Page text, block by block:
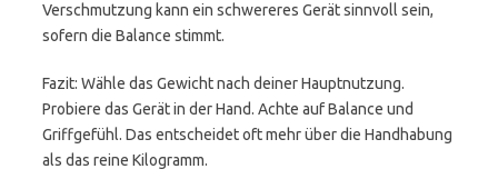
Verschmutzung kann ein schwereres Gerät sinnvoll sein,
sofern die Balance stimmt.
Fazit: Wähle das Gewicht nach deiner Hauptnutzung.
Probiere das Gerät in der Hand. Achte auf Balance und
Griffgefühl. Das entscheidet oft mehr über die Handhabung
als das reine Kilogramm.